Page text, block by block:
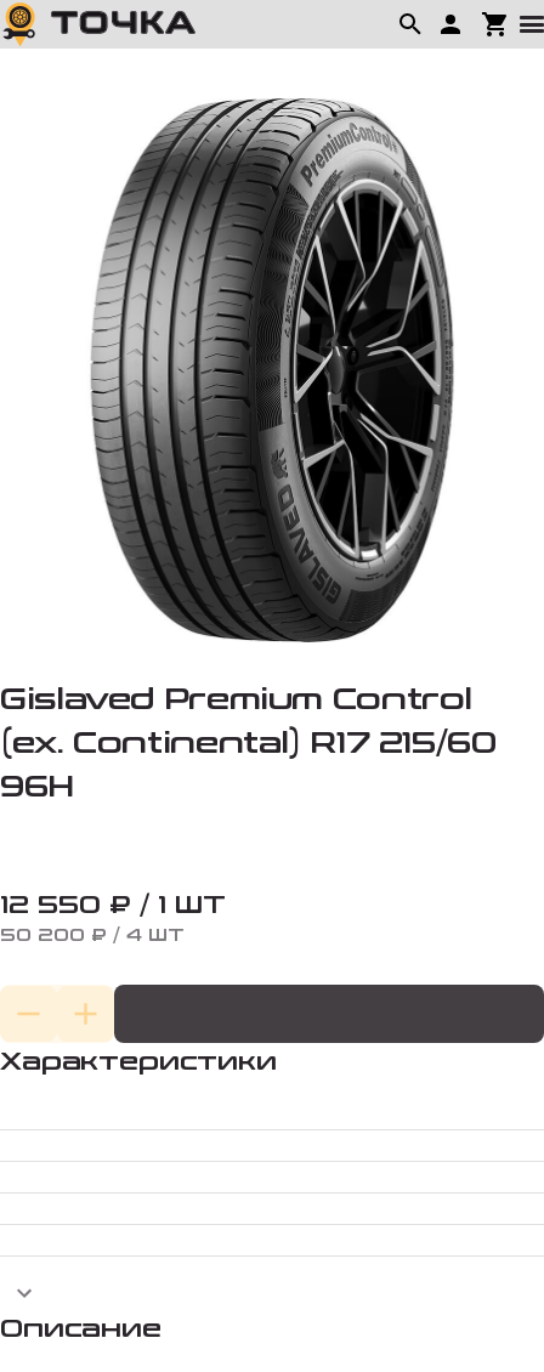
Gislaved Premium Control
(ex. Continental) R17 215/60
96H
12 550 ₽ / 1 ШТ
50 200 ₽ / 4 ШТ
Характеристики
Описание